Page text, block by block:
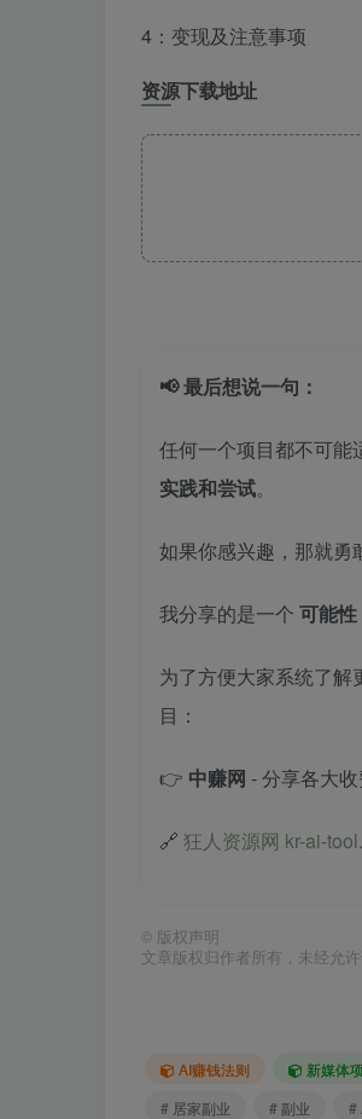
4：变现及注意事项
资源下载地址
📢 最后想说一句：
任何一个项目都不可能
实践和尝试。
如果你感兴趣，那就勇
我分享的是一个 可能性
为了方便大家系统了
目：
👉 中赚网 - 分享各大
🔗 狂人资源网 kr-ai-
© 版权声明
文章版权归作者所有，未经允许
AI赚钱法则 新媒体
# 居家副业
# 副业 #